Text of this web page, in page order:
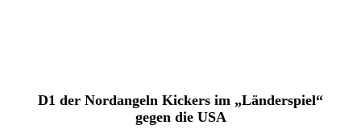
D1 der Nordangeln Kickers im „Länderspiel“
gegen die USA